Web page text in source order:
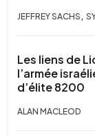
JEFFREY SACHS ,
Les liens de
l’armée
d’élite 8200
ALAN MACLEOD